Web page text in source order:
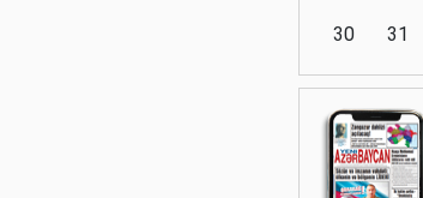
Аналитика
30
31